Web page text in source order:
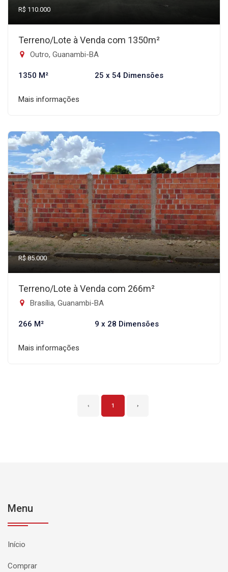
R$ 110.000
Terreno/Lote à Venda com 1350m²
Outro, Guanambi-BA
1350 M² 25 x 54 Dimensões
Mais informações
R$ 85.000
Terreno/Lote à Venda com 266m²
Brasília, Guanambi-BA
266 M² 9 x 28 Dimensões
Mais informações
‹ 1 ›
Menu
Início
Comprar